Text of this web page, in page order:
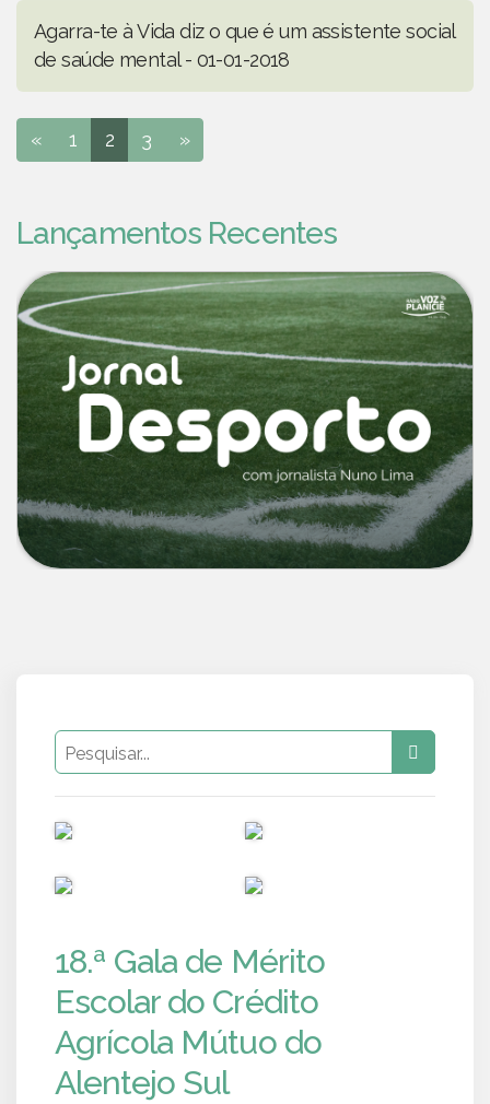
Agarra-te à Vida diz o que é um assistente social
de saúde mental - 01-01-2018
« 1 2 3 »
Lançamentos Recentes
18.ª Gala de Mérito
Escolar do Crédito
Agrícola Mútuo do
Alentejo Sul